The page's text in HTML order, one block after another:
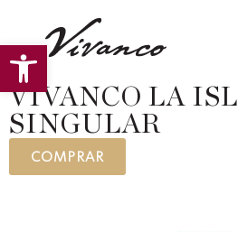
Abrir barra de herramientas
VIVANCO LA
SINGULAR
COMPRAR